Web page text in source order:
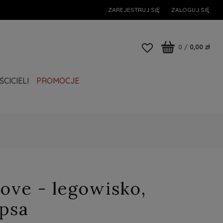
ZAREJESTRUJ SIĘ ZALOGUJ SIĘ
PROMOCJE
0 / 0,00 zł
- legowisko,